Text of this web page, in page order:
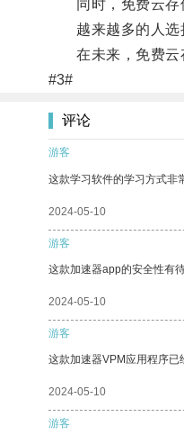
同时，免费云存储
越来越多的人选择
在未来，免费云存
#3#
评论
游客
这款学习软件的学习方式非
2024-05-10
游客
这款加速器app的安全性有
2024-05-10
游客
这款加速器VPM应用程序已
2024-05-10
游客